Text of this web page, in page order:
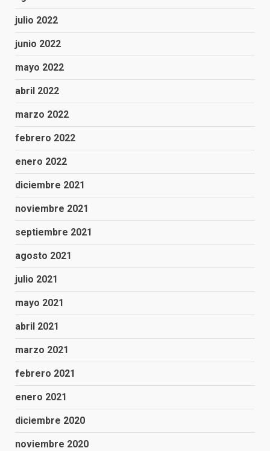
julio 2022
junio 2022
mayo 2022
abril 2022
marzo 2022
febrero 2022
enero 2022
diciembre 2021
noviembre 2021
septiembre 2021
agosto 2021
julio 2021
mayo 2021
abril 2021
marzo 2021
febrero 2021
enero 2021
diciembre 2020
noviembre 2020